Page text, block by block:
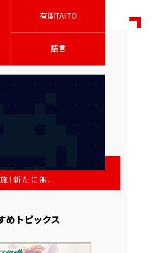
有關TAITO
語言
！新たに無...
めトピックス